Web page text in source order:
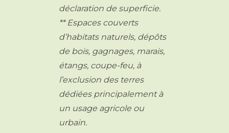
déclaration de superficie.
** Espaces couverts
d’habitats naturels, dépôts
de bois, gagnages, marais,
étangs, coupe-feu, à
l’exclusion des terres
dédiées principalement à
un usage agricole ou
urbain.